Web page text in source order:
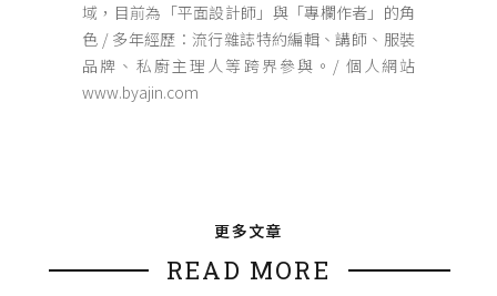
域，目前為「平面設計師」與「專欄作者」的角
色 / 多年經歷：流行雜誌特約編輯、講師、服裝
品牌、私廚主理人等跨界參與。/ 個人網站
www.byajin.com
更多文章
READ MORE